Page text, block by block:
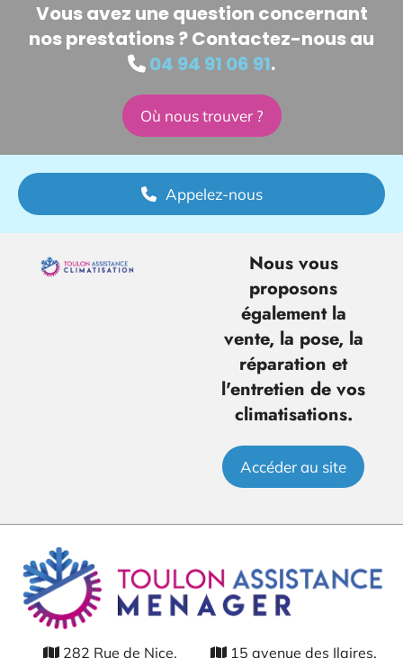
Vous avez une question concernant
nos prestations ? Contactez-nous au
 04 94 91 06 91.
Où nous trouver ?
Appelez-nous
Nous vous
proposons
également la
vente, la pose, la
réparation et
l'entretien de vos
climatisations.
Accéder au site
282 Rue de Nice, 15 avenue des Ilaires,